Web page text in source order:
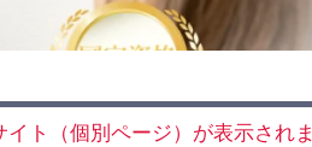
ト（個別ページ）が表示されま